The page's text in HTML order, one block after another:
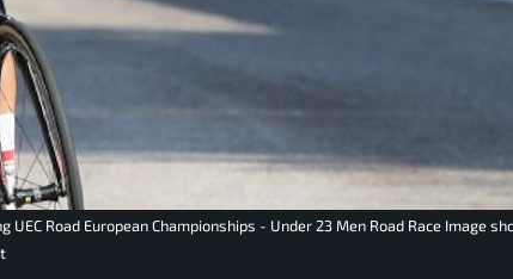
Road European Championships - Under 23 Men Road Race Image